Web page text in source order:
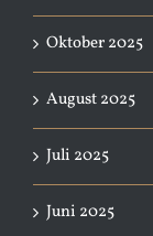
Oktober 2025
August 2025
Juli 2025
Juni 2025